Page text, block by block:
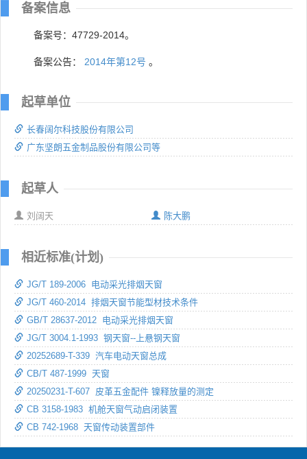
备案信息
备案号：47729-2014。
备案公告： 2014年第12号 。
起草单位
长春阔尔科技股份有限公司
广东坚朗五金制品股份有限公司等
起草人
刘阔天 陈大鹏
相近标准(计划)
JG/T 189-2006 电动采光排烟天窗
JG/T 460-2014 排烟天窗节能型材技术条件
GB/T 28637-2012 电动采光排烟天窗
JG/T 3004.1-1993 钢天窗--上悬钢天窗
20252689-T-339 汽车电动天窗总成
CB/T 487-1999 天窗
20250231-T-607 皮革五金配件 镍释放量的测定
CB 3158-1983 机舱天窗气动启闭装置
CB 742-1968 天窗传动装置部件